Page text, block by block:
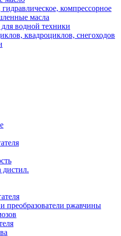
компрессорное
масла
водной техники
квадроциклов, снегоходов
дистил.
преобразователи ржавчины